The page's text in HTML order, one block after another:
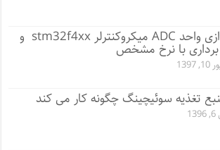
راه اندازی واحد ADC میکروکنترلر stm32f4xx و
برداری با نرخ مشخص
تغذیه سوئیچینگ چگونه کار می کند